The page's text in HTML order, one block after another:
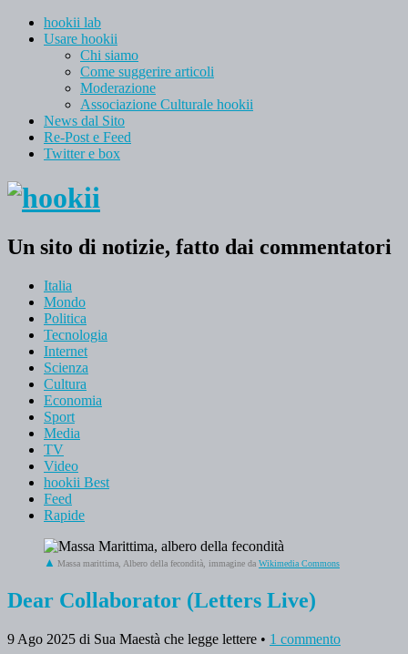
hookii lab
Usare hookii
Chi siamo
Come suggerire articoli
Moderazione
Associazione Culturale hookii
News dal Sito
Re-Post e Feed
Twitter e box
Un sito di notizie, fatto dai commentatori
Italia
Mondo
Politica
Tecnologia
Internet
Scienza
Cultura
Economia
Sport
Media
TV
Video
hookii Best
Feed
Rapide
Massa marittima, Albero della fecondità, immagine da Wikimedia Commons
Dear Collaborator (Letters Live)
9 Ago 2025 di Sua Maestà che legge lettere • 1 commento